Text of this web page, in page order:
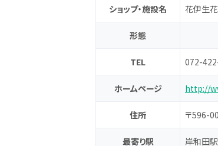
ショップ・施設名 花伊生
形態
TEL 072-
ホームページ http://
住所 〒596-
最寄り駅 岸和田駅